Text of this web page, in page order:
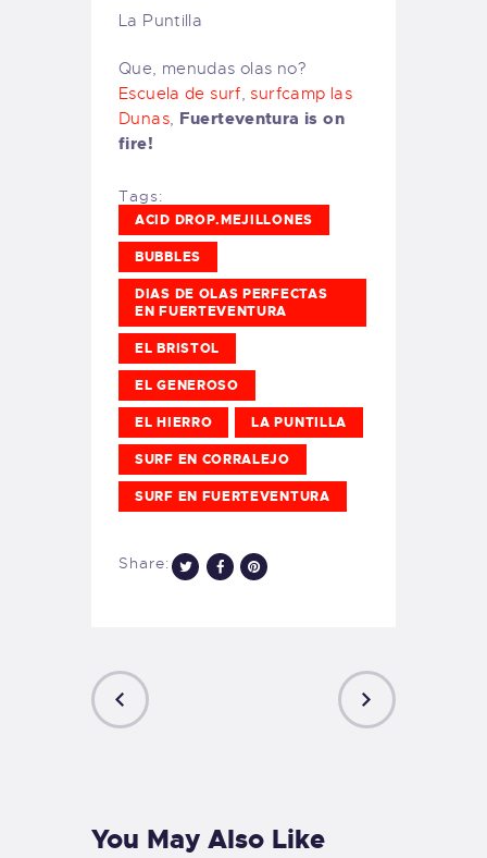
La Puntilla
Que, menudas olas no?
Escuela de surf ,surfcamp las
Dunas, Fuerteventura is on
fire!
Tags:
ACID DROP.MEJILLONES
BUBBLES
DIAS DE OLAS PERFECTAS
EN FUERTEVENTURA
EL BRISTOL
EL GENEROSO
EL HIERRO LA PUNTILLA
SURF EN CORRALEJO
SURF EN FUERTEVENTURA
Share:
You May Also Like